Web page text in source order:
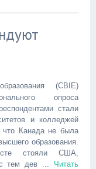
(CBIE)
опроса
стали
и колледжей
что Канада не была
образования.
стояли США,
тем дев ... Читать